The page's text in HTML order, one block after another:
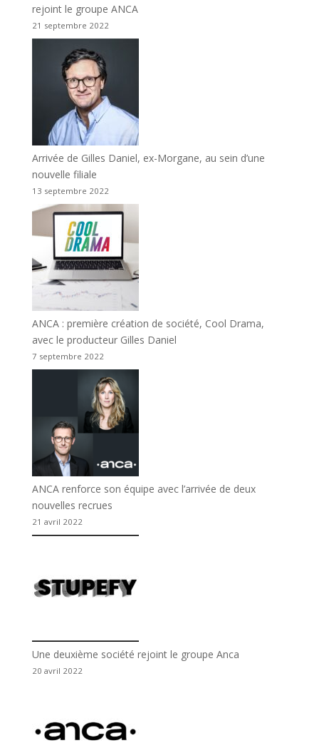
rejoint le groupe ANCA
21 septembre 2022
Arrivée de Gilles Daniel, ex-Morgane, au sein d’une
nouvelle filiale
13 septembre 2022
ANCA : première création de société, Cool Drama,
avec le producteur Gilles Daniel
7 septembre 2022
ANCA renforce son équipe avec l’arrivée de deux
nouvelles recrues
21 avril 2022
Une deuxième société rejoint le groupe Anca
20 avril 2022